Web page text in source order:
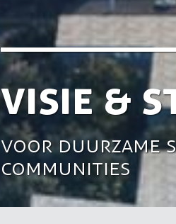
Visie &
Voor duurzame
communities